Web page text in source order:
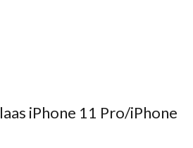
iPhone 11 Pro/iPhone